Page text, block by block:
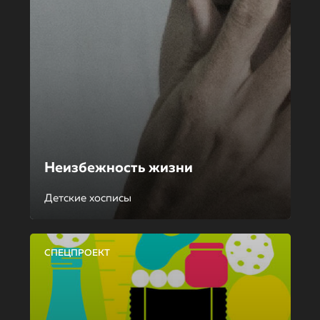
Неизбежность жизни
Детские хосписы
СПЕЦПРОЕКТ